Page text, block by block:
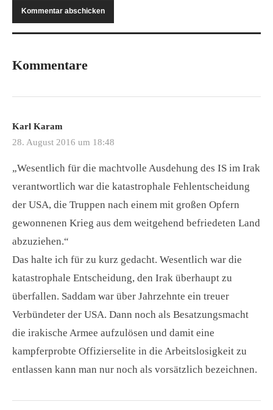
Kommentare
Karl Karam
28. August 2016 um 18:48
„Wesentlich für die machtvolle Ausdehung des IS im Irak
verantwortlich war die katastrophale Fehlentscheidung
der USA, die Truppen nach einem mit großen Opfern
gewonnenen Krieg aus dem weitgehend befriedeten Land
abzuziehen.“
Das halte ich für zu kurz gedacht. Wesentlich war die
katastrophale Entscheidung, den Irak überhaupt zu
überfallen. Saddam war über Jahrzehnte ein treuer
Verbündeter der USA. Dann noch als Besatzungsmacht
die irakische Armee aufzulösen und damit eine
kampferprobte Offizierselite in die Arbeitslosigkeit zu
entlassen kann man nur noch als vorsätzlich bezeichnen.